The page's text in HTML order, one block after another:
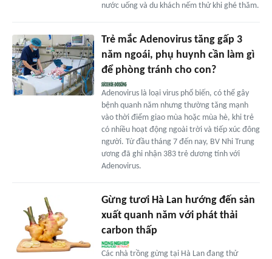
nước uống và du khách nếm thử khi ghé thăm.
Trẻ mắc Adenovirus tăng gấp 3
năm ngoái, phụ huynh cần làm gì
để phòng tránh cho con?
Adenovirus là loại virus phổ biến, có thể gây
bệnh quanh năm nhưng thường tăng mạnh
vào thời điểm giao mùa hoặc mùa hè, khi trẻ
có nhiều hoạt động ngoài trời và tiếp xúc đông
người. Từ đầu tháng 7 đến nay, BV Nhi Trung
ương đã ghi nhận 383 trẻ dương tính với
Adenovirus.
Gừng tươi Hà Lan hướng đến sản
xuất quanh năm với phát thải
carbon thấp
Các nhà trồng gừng tại Hà Lan đang thử